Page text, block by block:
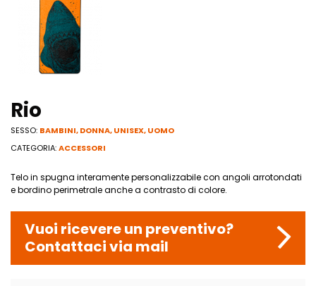
Rio
SESSO: BAMBINI,DONNA,UNISEX,UOMO
CATEGORIA:ACCESSORI
Telo in spugna interamente personalizzabile con angoli arrotondati
e bordino perimetrale anche a contrasto di colore.
Vuoi ricevere un preventivo?
Contattaci via mail